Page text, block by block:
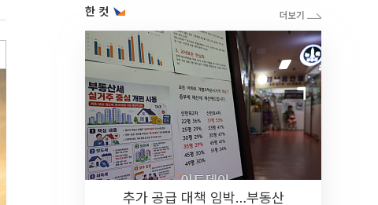
한 컷
추가 공급 대책 임박…부동산